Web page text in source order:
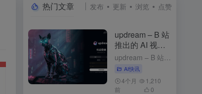
热门文章 发布 更新 浏览 点赞
updream – B 站
推出的 AI 视频
创作助手
updream – B 站推出的 AI 视频创作助手 1周前发布 updream是什么 updream是B站官方推出的专业级AI视频创作助手，专为资深UP主打造。核心功能包括AI智能Agent、个性化...
AI快讯
4个月
前
1,210
0